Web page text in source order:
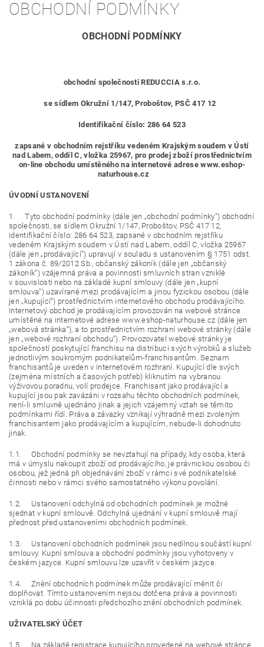
OBCHODNÍ PODMÍNKY
OBCHODNÍ PODMÍNKY
obchodní společnosti REDUCCIA s.r.o.
se sídlem Okružní 1/147, Proboštov, PSČ 417 12
Identifikační číslo: 286 64 523
zapsané v obchodním rejstříku vedeném Krajským soudem v Ústí
nad Labem, oddíl C, vložka 25967, pro prodej zboží prostřednictvím
on-line obchodu umístěného na internetové adrese www.eshop-
naturhouse.cz
ÚVODNÍ USTANOVENÍ
1. Tyto obchodní podmínky (dále jen „obchodní podmínky“) obchodní
společnosti, se sídlem Okružní 1/147, Proboštov, PSČ 417 12,
identifikační číslo: 286 64 523, zapsané v obchodním rejstříku
vedeném Krajským soudem v Ústí nad Labem, oddíl C, vložka 25967
(dále jen „prodávající“) upravují v souladu s ustanovením § 1751 odst.
1 zákona č. 89/2012 Sb., občanský zákoník (dále jen „občanský
zákoník“) vzájemná práva a povinnosti smluvních stran vzniklé
v souvislosti nebo na základě kupní smlouvy (dále jen „kupní
smlouva“) uzavírané mezi prodávajícím a jinou fyzickou osobou (dále
jen „kupující“) prostřednictvím internetového obchodu prodávajícího.
Internetový obchod je prodávajícím provozován na webové stránce
umístěné na internetové adrese www.eshop-naturhouse.cz (dále jen
„webová stránka“), a to prostřednictvím rozhraní webové stránky (dále
jen „webové rozhraní obchodu“). Provozovatel webové stránky je
společností poskytující franchisu na distribuci svých výrobků a služeb
jednotlivým soukromým podnikatelům-franchisantům. Seznam
franchisantů je uveden v internetovém rozhraní. Kupující dle svých
(zejména místních a časových potřeb) kliknutím na vybranou
výživovou poradnu, volí prodejce. Franchisant jako prodávající a
kupující jsou pak zavázáni v rozsahu těchto obchodních podmínek,
není-li smluvně ujednáno jinak a jejich vzájemný vztah se těmito
podmínkami řídí. Práva a závazky vznikají výhradně mezi zvoleným
franchisantem jako prodávajícím a kupujícím, nebude-li dohodnuto
jinak.
1.1. Obchodní podmínky se nevztahují na případy, kdy osoba, která
má v úmyslu nakoupit zboží od prodávajícího, je právnickou osobou či
osobou, jež jedná při objednávání zboží v rámci své podnikatelské
činnosti nebo v rámci svého samostatného výkonu povolání.
1.2. Ustanovení odchylná od obchodních podmínek je možné
sjednat v kupní smlouvě. Odchylná ujednání v kupní smlouvě mají
přednost před ustanoveními obchodních podmínek.
1.3. Ustanovení obchodních podmínek jsou nedílnou součástí kupní
smlouvy. Kupní smlouva a obchodní podmínky jsou vyhotoveny v
českém jazyce. Kupní smlouvu lze uzavřít v českém jazyce.
1.4. Znění obchodních podmínek může prodávající měnit či
doplňovat. Tímto ustanovením nejsou dotčena práva a povinnosti
vzniklá po dobu účinnosti předchozího znění obchodních podmínek.
UŽIVATELSKÝ ÚČET
1.5. Na základě registrace kupujícího provedené na webové stránce